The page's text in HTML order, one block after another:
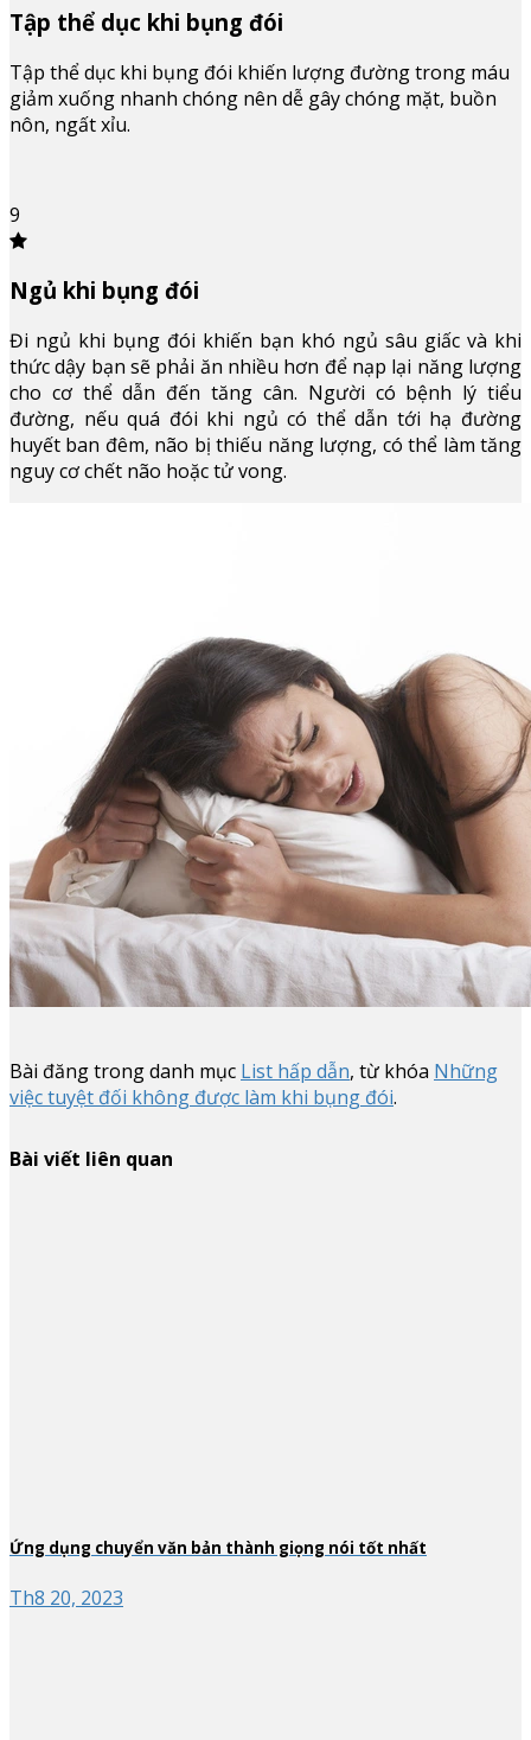
Tập thể dục khi bụng đói
Tập thể dục khi bụng đói khiến lượng đường trong máu
giảm xuống nhanh chóng nên dễ gây chóng mặt, buồn
nôn, ngất xỉu.
9
Ngủ khi bụng đói
Đi ngủ khi bụng đói khiến bạn khó ngủ sâu giấc và khi
thức dậy bạn sẽ phải ăn nhiều hơn để nạp lại năng lượng
cho cơ thể dẫn đến tăng cân. Người có bệnh lý tiểu
đường, nếu quá đói khi ngủ có thể dẫn tới hạ đường
huyết ban đêm, não bị thiếu năng lượng, có thể làm tăng
nguy cơ chết não hoặc tử vong.
Bài đăng trong danh mục List hấp dẫn, từ khóa Những
việc tuyệt đối không được làm khi bụng đói.
Bài viết liên quan
Ứng dụng chuyển văn bản thành giọng nói tốt nhất
Th8 20, 2023